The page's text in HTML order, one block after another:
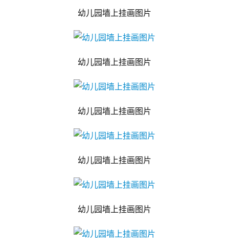
幼儿园墙上挂画图片
幼儿园墙上挂画图片
幼儿园墙上挂画图片
幼儿园墙上挂画图片
幼儿园墙上挂画图片